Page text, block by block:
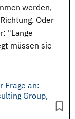
werden,
Oder
"Lange
müssen sie
Frage an:
Group,